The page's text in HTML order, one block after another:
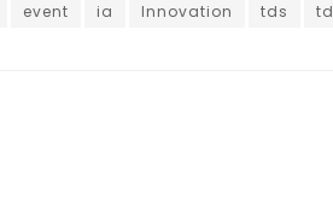
event ia Innovation tds